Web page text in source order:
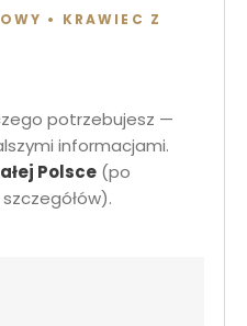
• KRAWIEC Z
potrzebujesz —
informacjami.
Polsce (po